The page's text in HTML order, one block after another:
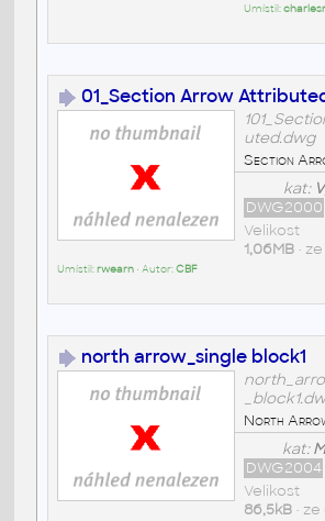
Umístil:
01_Section Arrow
uted.dwg
Section
kat:
DWG2000
Velikost
1,06MB•
Umístil:rwearn• Autor:CBF
north arrow_single block1
North
kat:
DWG2004
Velikost
86,5kB•